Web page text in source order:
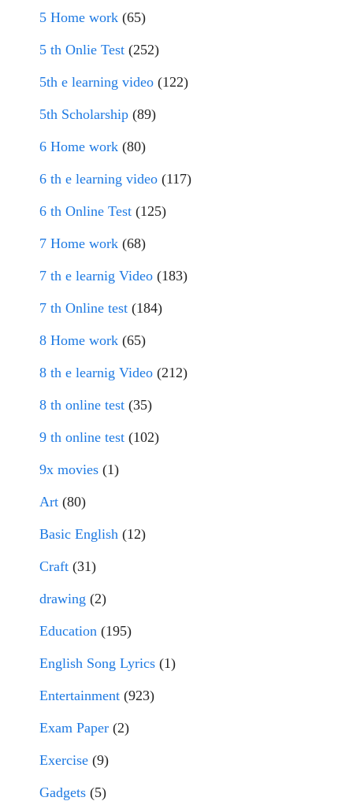
5 Home work (65)
5 th Onlie Test (252)
5th e learning video (122)
5th Scholarship (89)
6 Home work (80)
6 th e learning video (117)
6 th Online Test (125)
7 Home work (68)
7 th e learnig Video (183)
7 th Online test (184)
8 Home work (65)
8 th e learnig Video (212)
8 th online test (35)
9 th online test (102)
9x movies (1)
Art (80)
Basic English (12)
Craft (31)
drawing (2)
Education (195)
English Song Lyrics (1)
Entertainment (923)
Exam Paper (2)
Exercise (9)
Gadgets (5)